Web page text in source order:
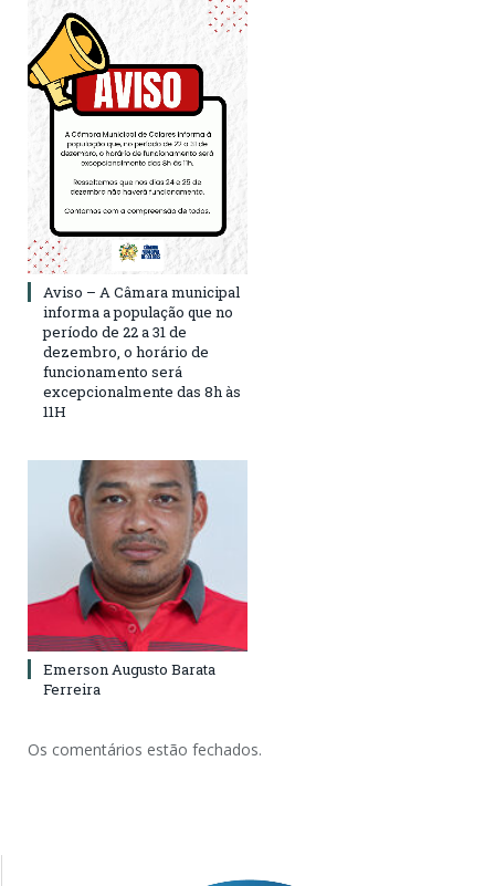
Aviso – A Câmara municipal
informa a população que no
período de 22 a 31 de
dezembro, o horário de
funcionamento será
excepcionalmente das 8h às
11H
Emerson Augusto Barata
Ferreira
Os comentários estão fechados.